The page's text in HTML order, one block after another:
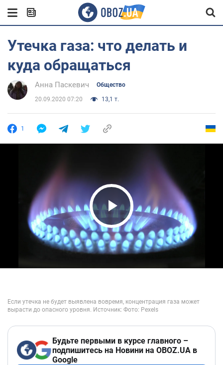
Утечка газа: что делать и
куда обращаться
Анна Паскевич Общество
20.09.2020 07:20 13,1 т.
1
Play Video
Будьте первыми в курсе главного –
подпишитесь на Новини на OBOZ.UA в
Google